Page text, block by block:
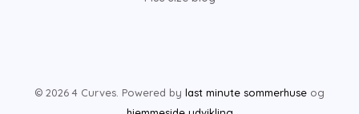
© 2026 4 Curves. Powered by last minute sommerhuse og